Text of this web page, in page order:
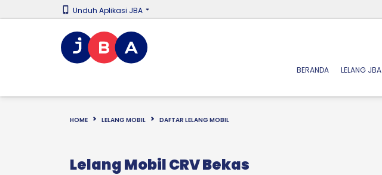
Unduh Aplikasi JBA
BERANDA(CURRENT)
LELANG JBA
HOME LELANG MOBIL DAFTAR LELANG MOBIL
Lelang Mobil CRV Bekas